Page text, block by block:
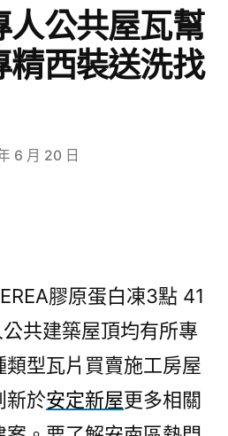
人公共屋瓦幫
精西裝送洗找
6 月 20 日
膠原蛋白凍3點 41
共建築屋頂均有所專
類型瓦片買賣施工房屋
新於安定新屋更多相關